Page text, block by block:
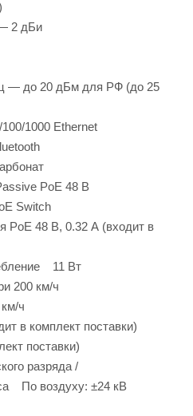
2 дБи
— до 20 дБм для РФ (до 25
1000 Ethernet
PoE 48 В
Switch
PoE 48 В, 0.32 А (входит в
11 Вт
200 км/ч
ч
в комплект поставки)
поставки)
разряда /
По воздуху: ±24 кВ